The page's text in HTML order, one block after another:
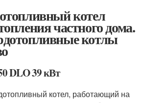
котел
частного дома.
котлы
DLO 39 кВт
котел, работающий на